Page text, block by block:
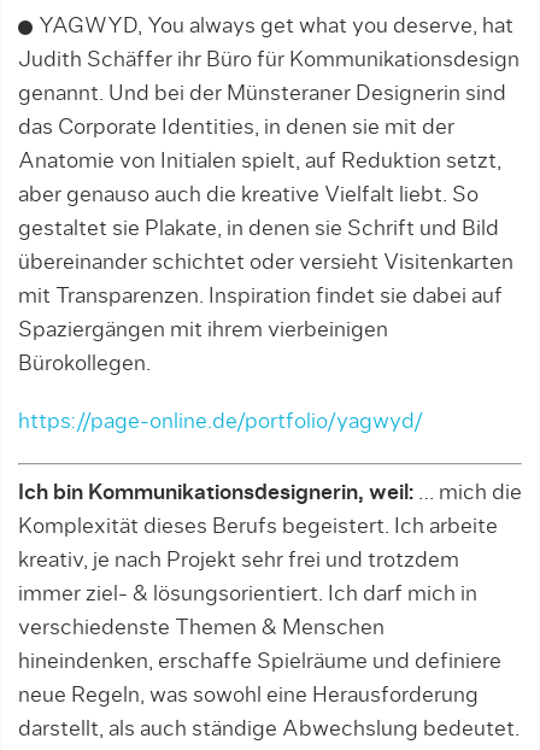
YAGWYD, You always get what you deserve, hat
Judith Schäffer ihr Büro für Kommunikationsdesign
genannt. Und bei der Münsteraner Designerin sind
das Corporate Identities, in denen sie mit der
Anatomie von Initialen spielt, auf Reduktion setzt,
aber genauso auch die kreative Vielfalt liebt. So
gestaltet sie Plakate, in denen sie Schrift und Bild
übereinander schichtet oder versieht Visitenkarten
mit Transparenzen. Inspiration findet sie dabei auf
Spaziergängen mit ihrem vierbeinigen
Bürokollegen.
https://page-online.de/portfolio/yagwyd/
Ich bin Kommunikationsdesignerin, weil: … mich die
Komplexität dieses Berufs begeistert. Ich arbeite
kreativ, je nach Projekt sehr frei und trotzdem
immer ziel- & lösungsorientiert. Ich darf mich in
verschiedenste Themen & Menschen
hineindenken, erschaffe Spielräume und definiere
neue Regeln, was sowohl eine Herausforderung
darstellt, als auch ständige Abwechslung bedeutet.